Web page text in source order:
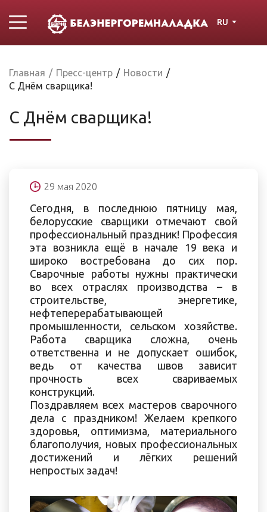
RU
Главная / Пресс-центр / Новости /
С Днём сварщика!
С Днём сварщика!
29 мая 2020
Сегодня, в последнюю пятницу мая,
белорусские сварщики отмечают свой
профессиональный праздник! Профессия
эта возникла ещё в начале 19 века и
широко востребована до сих пор.
Сварочные работы нужны практически
во всех отраслях производства – в
строительстве, энергетике,
нефтеперерабатывающей
промышленности, сельском хозяйстве.
Работа сварщика сложна, очень
ответственна и не допускает ошибок,
ведь от качества швов зависит
прочность всех свариваемых
конструкций.
Поздравляем всех мастеров сварочного
дела с праздником! Желаем крепкого
здоровья, оптимизма, материального
благополучия, новых профессиональных
достижений и лёгких решений
непростых задач!